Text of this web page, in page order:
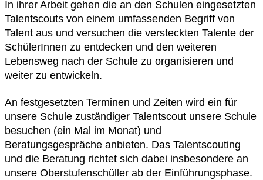
In ihrer Arbeit gehen die an den Schulen eingesetzten
Talentscouts von einem umfassenden Begriff von
Talent aus und versuchen die versteckten Talente der
SchülerInnen zu entdecken und den weiteren
Lebensweg nach der Schule zu organisieren und
weiter zu entwickeln.
An festgesetzten Terminen und Zeiten wird ein für
unsere Schule zuständiger Talentscout unsere Schule
besuchen (ein Mal im Monat) und
Beratungsgespräche anbieten. Das Talentscouting
und die Beratung richtet sich dabei insbesondere an
unsere Oberstufenschüller ab der Einführungsphase.